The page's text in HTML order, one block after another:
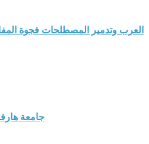
العرب وتدمير المصطلحات فجوة
جامعة